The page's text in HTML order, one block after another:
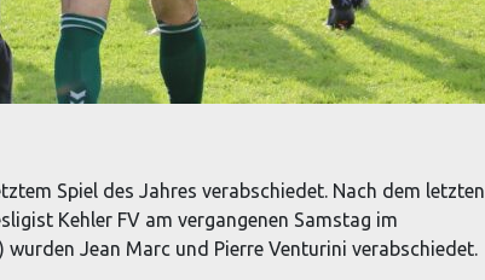
Spiel des Jahres verabschiedet. Nach dem letzten
Kehler FV am vergangenen Samstag im
wurden Jean Marc und Pierre Venturini verabschiedet.